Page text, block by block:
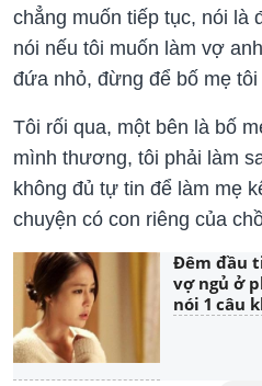
chẳng muốn tiếp tục, nói là
nói nếu tôi muốn làm vợ
đứa nhỏ, đừng để bố mẹ
Tôi rối qua, một bên là bố
mình thương, tôi phải làm
không đủ tự tin để làm mẹ
chuyện có con riêng của
Đêm đầu
vợ ngủ ở
nói 1 câu